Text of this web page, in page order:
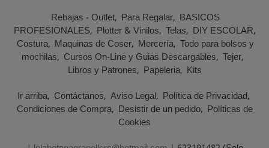
Rebajas - Outlet Para Regalar BASICOS
PROFESIONALES Plotter & Vinilos Telas DIY ESCOLAR
Costura Maquinas de Coser Mercería Todo para bolsos y
mochilas Cursos On-Line y Guias Descargables Tejer
Libros y Patrones Papeleria Kits
Ir arriba Contáctanos Aviso Legal Política de Privacidad
Condiciones de Compra Desistir de un pedido Políticas de
Cookies